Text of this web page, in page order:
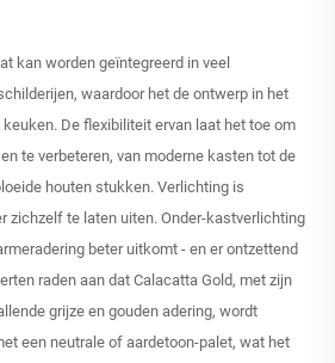
kan worden geïntegreerd in veel
waardoor het de ontwerp in het
De flexibiliteit ervan laat het toe om
te verbeteren, van moderne kasten tot de
houten stukken. Verlichting is
zichzelf te laten uiten. Onder-kastverlichting
beter uitkomt - en er ontzettend
raden aan dat Calacatta Gold, met zijn
grijze en gouden adering, wordt
een neutrale of aardetoon-palet, wat het